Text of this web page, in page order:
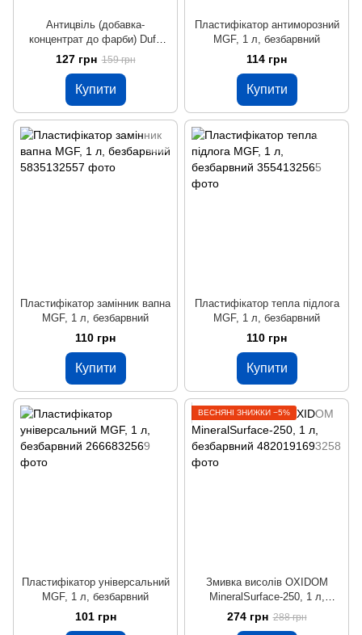
Антицвіль (добавка-
концентрат до фарби) Dufa
Schimmelstopp, 0,25 л,
безбарвний
127 грн 159 грн
Купити
Пластифікатор антиморозний
MGF, 1 л, безбарвний
114 грн
Купити
Пластифікатор замінник вапна
MGF, 1 л, безбарвний
110 грн
Купити
Пластифікатор тепла підлога
MGF, 1 л, безбарвний
110 грн
Купити
Пластифікатор універсальний
MGF, 1 л, безбарвний
101 грн
ВЕСНЯНІ ЗНИЖКИ −5%
Змивка висолів OXIDOM
MineralSurface-250, 1 л,
безбарвний
274 грн 288 грн